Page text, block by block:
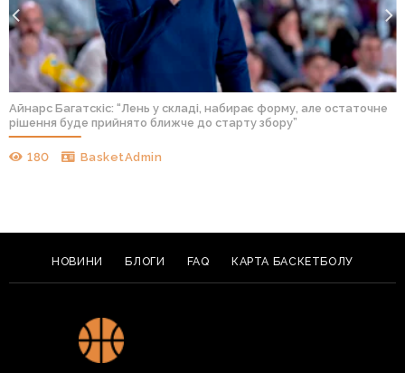
Айнарс Багатскіс: “Лень у складі, набирає форму, але остаточне
рішення буде прийнято ближче до старту збору”
180 BasketAdmin
НОВИНИ БЛОГИ FAQ КАРТА БАСКЕТБОЛУ